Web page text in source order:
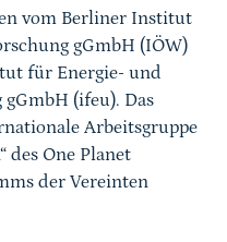
vom Berliner Institut
gGmbH (IÖW)
für Energie- und
(ifeu). Das
Arbeitsgruppe
des One Planet
der Vereinten